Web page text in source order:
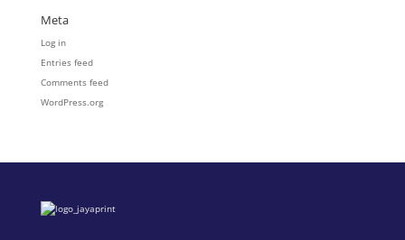
Meta
Log in
Entries feed
Comments feed
WordPress.org